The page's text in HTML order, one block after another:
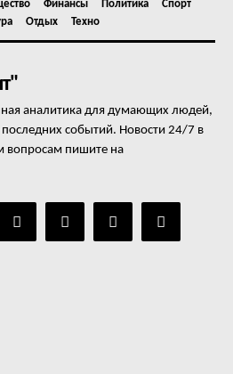
Финансы Политика
Спорт
Отдых Техно
аналитика для думающих людей,
событий. Новости 24/7 в
вопросам пишите на